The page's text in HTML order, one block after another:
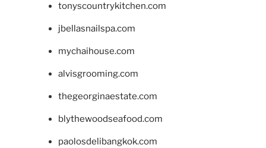
tonyscountrykitchen.com
jbellasnailspa.com
mychaihouse.com
alvisgrooming.com
thegeorginaestate.com
blythewoodseafood.com
paolosdelibangkok.com